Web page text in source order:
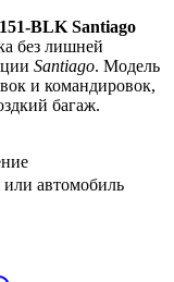
BLK Santiago
без лишней
Santiago. Модель
и командировок,
багаж.
или автомобиль